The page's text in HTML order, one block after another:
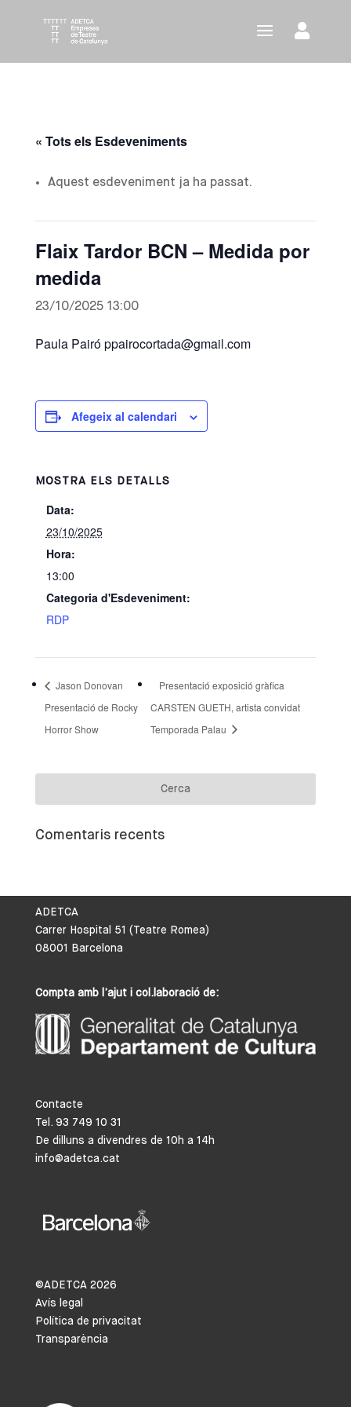
« Tots els Esdeveniments
Aquest esdeveniment ja ha passat.
Flaix Tardor BCN – Medida por
medida
23/10/2025 13:00
Paula Pairó ppairocortada@gmail.com
Afegeix al calendari
MOSTRA ELS DETALLS
Data:
23/10/2025
Hora:
13:00
Categoria d'Esdeveniment:
RDP
Jason Donovan
Presentació de Rocky
Horror Show
Presentació exposició gràfica
CARSTEN GUETH, artista convidat
Temporada Palau
Comentaris recents
ADETCA
Carrer Hospital 51 (Teatre Romea)
08001 Barcelona
Compta amb l’ajut i col.laboració de:
Contacte
Tel. 93 749 10 31
De dilluns a divendres de 10h a 14h
info@adetca.cat
©ADETCA 2026
Avís legal
Política de privacitat
Transparència